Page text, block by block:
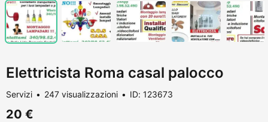
Elettricista Roma casal palocco
Servizi 247 visualizzazioni ID: 123673
20 €